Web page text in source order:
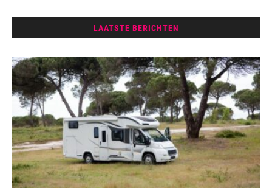
LAATSTE BERICHTEN